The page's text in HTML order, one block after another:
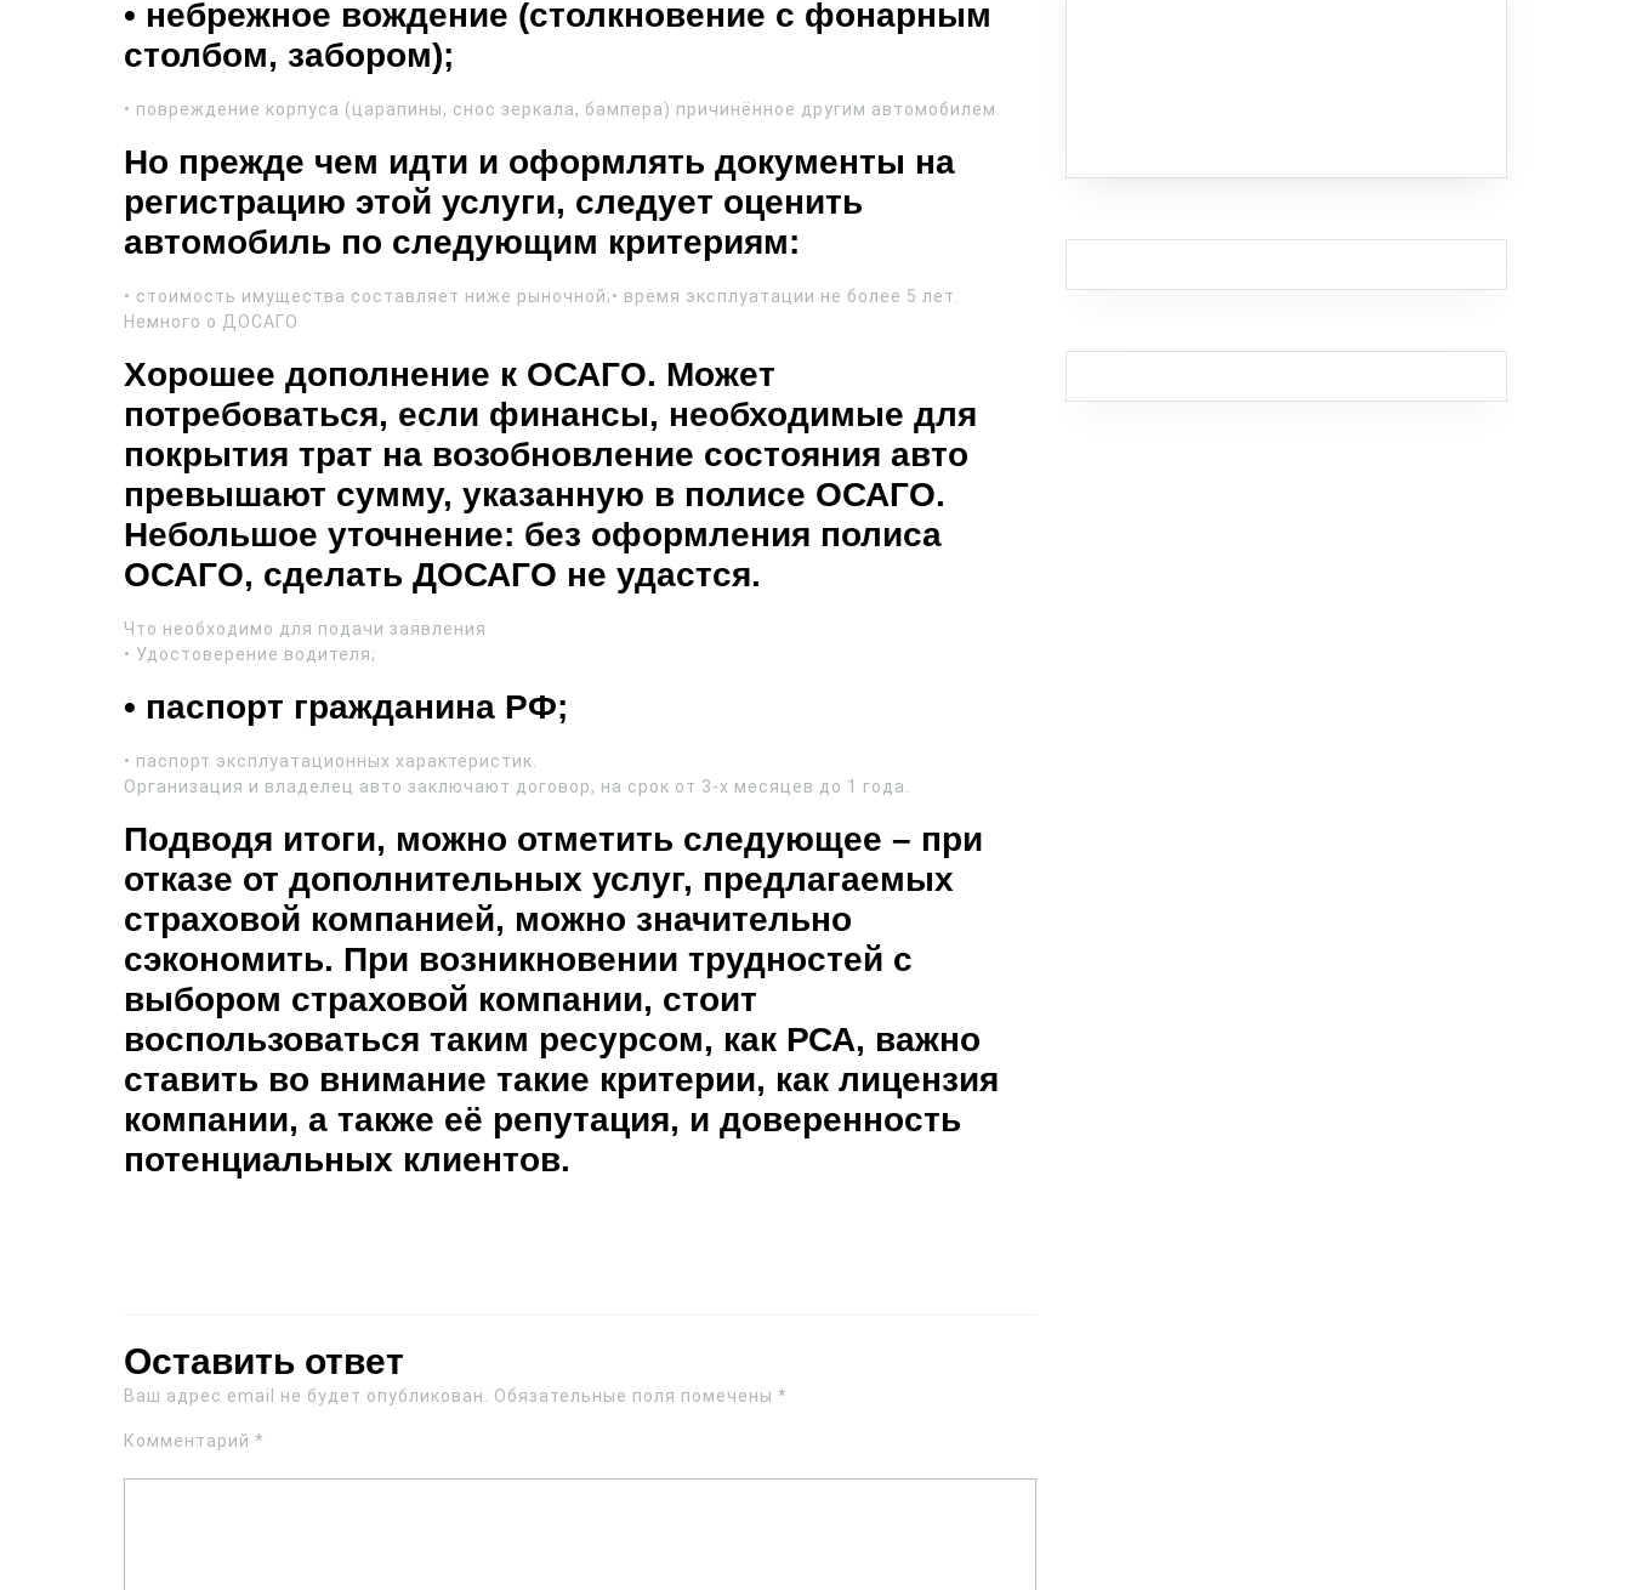
• небрежное вождение (столкновение с фонарным
столбом, забором);
• повреждение корпуса (царапины, снос зеркала, бампера) причинённое другим автомобилем.
Но прежде чем идти и оформлять документы на
регистрацию этой услуги, следует оценить
автомобиль по следующим критериям:
• стоимость имущества составляет ниже рыночной;• время эксплуатации не более 5 лет.
Немного о ДОСАГО
Хорошее дополнение к ОСАГО. Может
потребоваться, если финансы, необходимые для
покрытия трат на возобновление состояния авто
превышают сумму, указанную в полисе ОСАГО.
Небольшое уточнение: без оформления полиса
ОСАГО, сделать ДОСАГО не удастся.
Что необходимо для подачи заявления
• Удостоверение водителя;
• паспорт гражданина РФ;
• паспорт эксплуатационных характеристик.
Организация и владелец авто заключают договор, на срок от 3-х месяцев до 1 года.
Подводя итоги, можно отметить следующее – при
отказе от дополнительных услуг, предлагаемых
страховой компанией, можно значительно
сэкономить. При возникновении трудностей с
выбором страховой компании, стоит
воспользоваться таким ресурсом, как РСА, важно
ставить во внимание такие критерии, как лицензия
компании, а также её репутация, и доверенность
потенциальных клиентов.
Оставить ответ
Ваш адрес email не будет опубликован. Обязательные поля помечены *
Комментарий *